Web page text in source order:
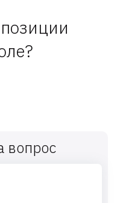
вопрос